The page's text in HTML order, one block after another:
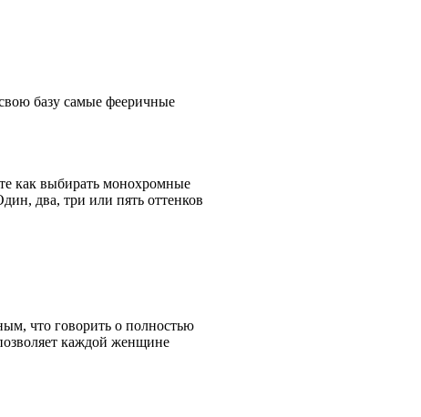
базу самые фееричные
как выбирать монохромные
два, три или пять оттенков
что говорить о полностью
каждой женщине